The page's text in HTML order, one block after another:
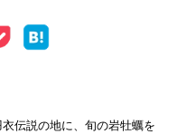
衣伝説の地に、旬の岩牡蠣を